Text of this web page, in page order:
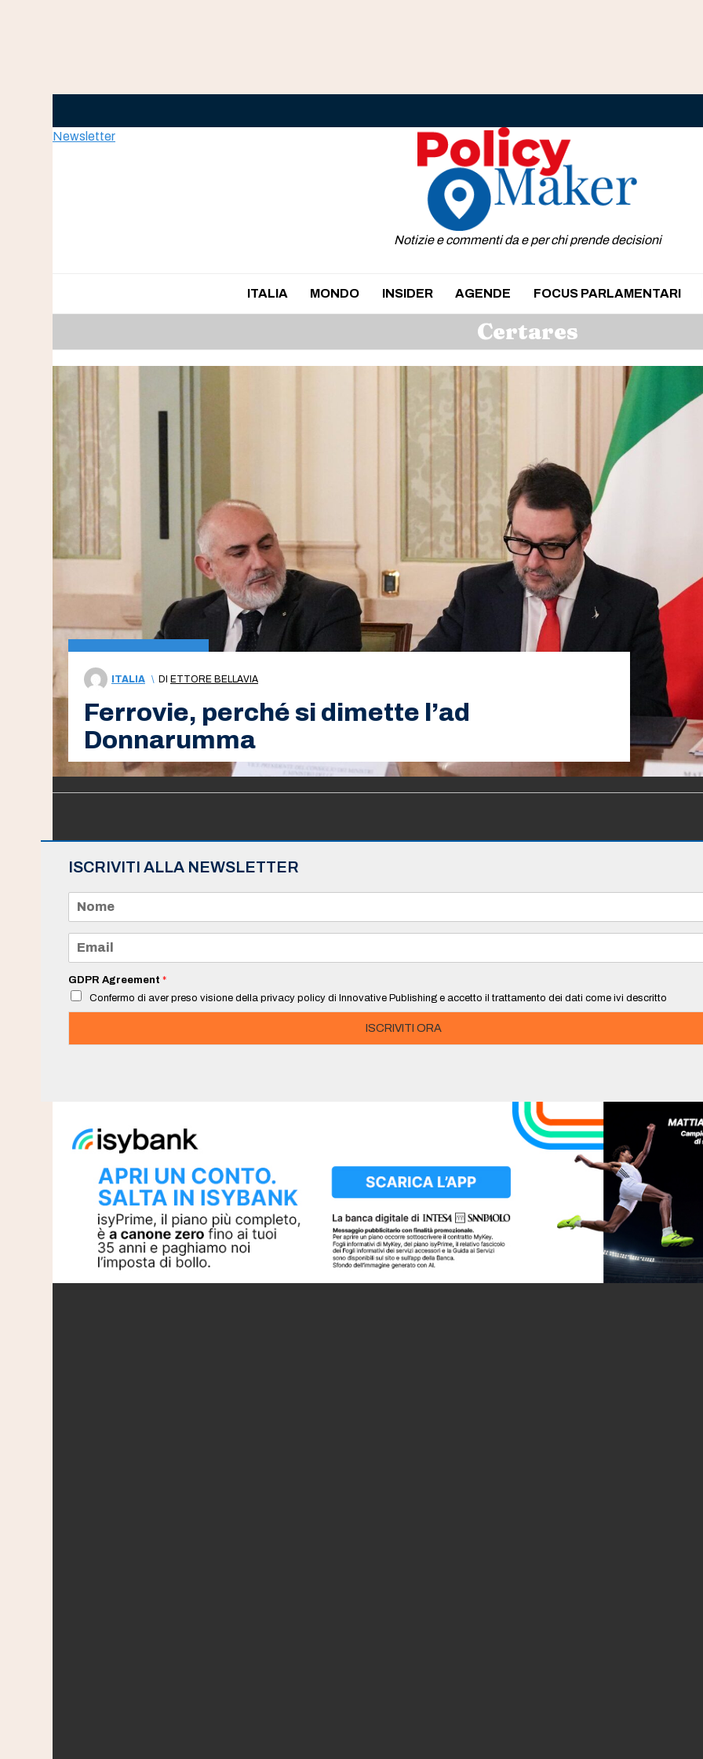
Newsletter
Notizie e commenti da e per chi prende decisioni
ITALIA MONDO INSIDER AGENDE FOCUS PARLAMENTARI
Certares
ITALIA \ DI ETTORE BELLAVIA
Ferrovie, perché si dimette l’ad
Donnarumma
ISCRIVITI ALLA NEWSLETTER
m
e
a
i
*
GDPR Agreement *
Confermo di aver preso visione della privacy policy di Innovative Publishing e accetto il trattamento dei dati come ivi descritto
ISCRIVITI ORA